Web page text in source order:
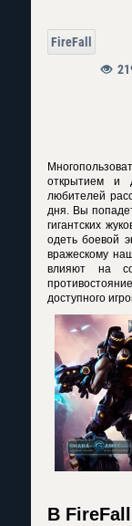
FireFall
открытием и
любителей
дня. Вы
гигантских
одеть боевой
вражескому
влияют на
доступного
В